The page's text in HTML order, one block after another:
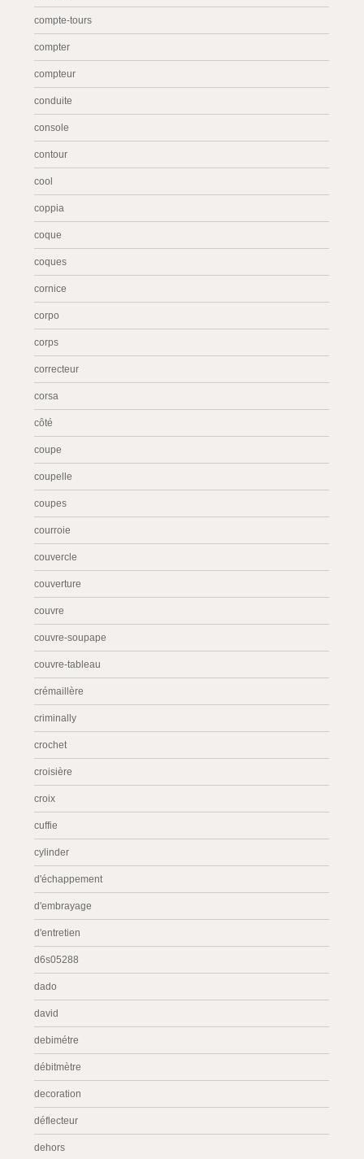
compte-tours
compter
compteur
conduite
console
contour
cool
coppia
coque
coques
cornice
corpo
corps
correcteur
corsa
côté
coupe
coupelle
coupes
courroie
couvercle
couverture
couvre
couvre-soupape
couvre-tableau
crémaillère
criminally
crochet
croisière
croix
cuffie
cylinder
d'échappement
d'embrayage
d'entretien
d6s05288
dado
david
debimétre
débitmètre
decoration
déflecteur
dehors